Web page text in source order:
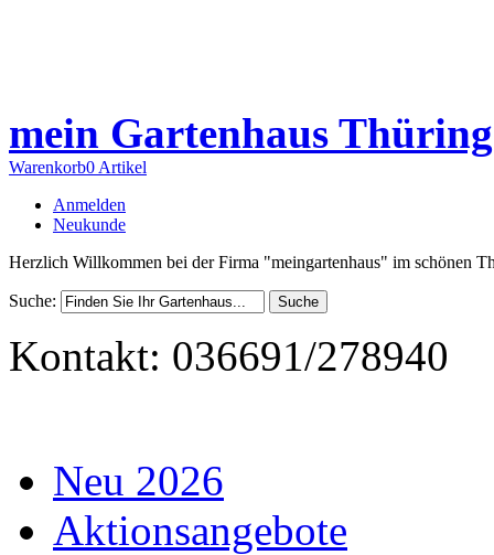
mein Gartenhaus
Warenkorb0 Artikel
Anmelden
Neukunde
Herzlich Willkommen bei der Firma "meingartenhaus" im schönen
Suche: Suche
Kontakt: 036691/278940
Neu 2026
Aktionsangebote